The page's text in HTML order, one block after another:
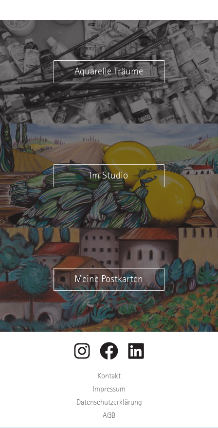
Aquarelle Träume
Im Studio
Meine Postkarten
InstagramFacebookLinkedIn
Kontakt
Impressum
Datenschutzerklärung
AGB